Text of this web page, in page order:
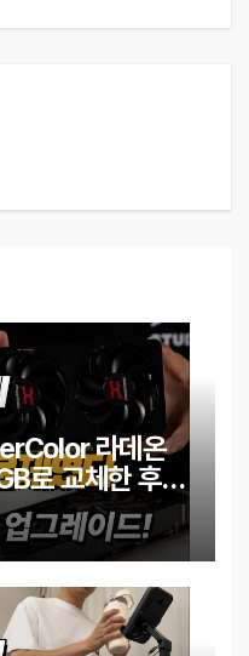
라데온
로 교체한 후기
일즈 체감 변화